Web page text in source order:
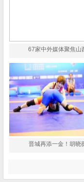
67家中外媒体聚焦山
晋城再添一金！胡晓